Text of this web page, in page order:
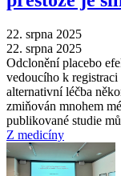
22. srpna 2025
22. srpna 2025
Odclonění placebo
vedoucího k
alternativní léčba
zmiňován mnohem
publikované studie
Z medicíny